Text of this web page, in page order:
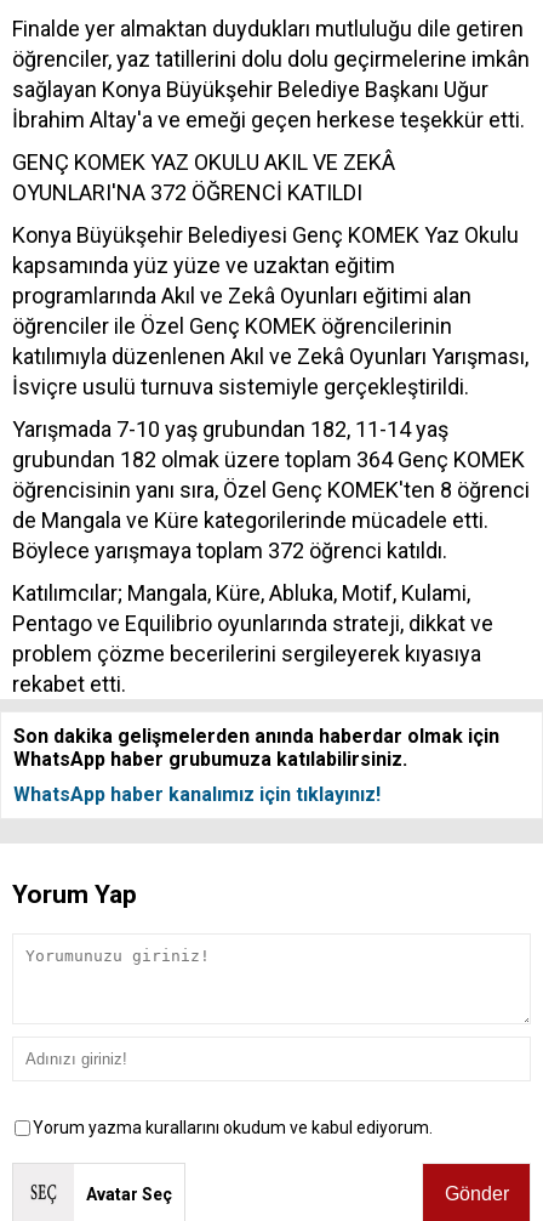
Finalde yer almaktan duydukları mutluluğu dile getiren
öğrenciler, yaz tatillerini dolu dolu geçirmelerine imkân
sağlayan Konya Büyükşehir Belediye Başkanı Uğur
İbrahim Altay'a ve emeği geçen herkese teşekkür etti.
GENÇ KOMEK YAZ OKULU AKIL VE ZEKÂ
OYUNLARI'NA 372 ÖĞRENCİ KATILDI
Konya Büyükşehir Belediyesi Genç KOMEK Yaz Okulu
kapsamında yüz yüze ve uzaktan eğitim
programlarında Akıl ve Zekâ Oyunları eğitimi alan
öğrenciler ile Özel Genç KOMEK öğrencilerinin
katılımıyla düzenlenen Akıl ve Zekâ Oyunları Yarışması,
İsviçre usulü turnuva sistemiyle gerçekleştirildi.
Yarışmada 7-10 yaş grubundan 182, 11-14 yaş
grubundan 182 olmak üzere toplam 364 Genç KOMEK
öğrencisinin yanı sıra, Özel Genç KOMEK'ten 8 öğrenci
de Mangala ve Küre kategorilerinde mücadele etti.
Böylece yarışmaya toplam 372 öğrenci katıldı.
Katılımcılar; Mangala, Küre, Abluka, Motif, Kulami,
Pentago ve Equilibrio oyunlarında strateji, dikkat ve
problem çözme becerilerini sergileyerek kıyasıya
rekabet etti.
Son dakika gelişmelerden anında haberdar olmak için
WhatsApp haber grubumuza katılabilirsiniz.
WhatsApp haber kanalımız için tıklayınız!
Yorum Yap
Yorum yazma kurallarını okudum ve kabul ediyorum.
Avatar Seç